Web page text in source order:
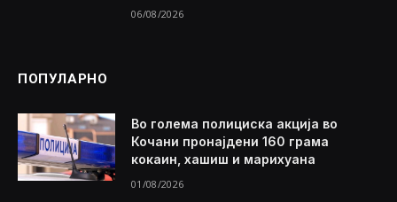
06/08/2026
ПОПУЛАРНО
Во голема полициска акција во
Кочани пронајдени 160 грама
кокаин, хашиш и марихуана
01/08/2026